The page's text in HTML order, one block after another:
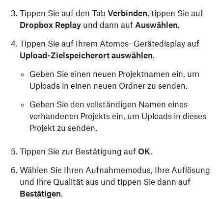
Tippen Sie auf den Tab Verbinden, tippen Sie auf
Dropbox Replay und dann auf Auswählen.
Tippen Sie auf Ihrem Atomos- Gerätedisplay auf
Upload-Zielspeicherort auswählen.
Geben Sie einen neuen Projektnamen ein, um
Uploads in einen neuen Ordner zu senden.
Geben Sie den vollständigen Namen eines
vorhandenen Projekts ein, um Uploads in dieses
Projekt zu senden.
Tippen Sie zur Bestätigung auf OK.
Wählen Sie Ihren Aufnahmemodus, Ihre Auflösung
und Ihre Qualität aus und tippen Sie dann auf
Bestätigen.